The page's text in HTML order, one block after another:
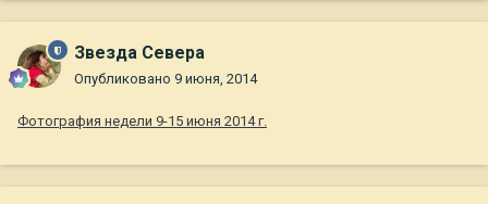
Звезда Севера
Опубликовано 9 июня, 2014
Фотография недели 9-15 июня 2014 г.